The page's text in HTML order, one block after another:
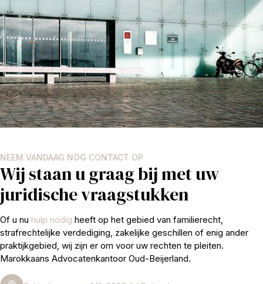
NEEM VANDAAG NOG CONTACT OP
Wij staan u graag bij met uw
juridische vraagstukken
Of u nu hulp nodig heeft op het gebied van familierecht,
strafrechtelijke verdediging, zakelijke geschillen of enig ander
praktijkgebied, wij zijn er om voor uw rechten te pleiten.
Marokkaans Advocatenkantoor Oud-Beijerland.